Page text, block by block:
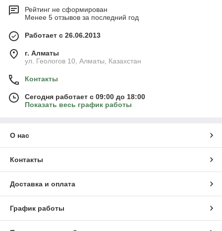
Рейтинг не сформирован
Менее 5 отзывов за последний год
Работает с 26.06.2013
г. Алматы
ул. Геологов 10, Алматы, Казахстан
Контакты
Сегодня работает с 09:00 до 18:00
Показать весь график работы
О нас
Контакты
Доставка и оплата
График работы